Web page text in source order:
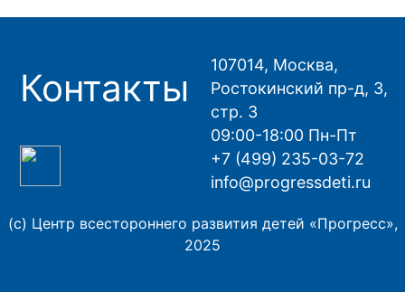
Контакты
107014, Москва,
Ростокинский пр-д, 3,
стр. 3
09:00-18:00 Пн-Пт
+7 (499) 235-03-72
info@progressdeti.ru
(с) Центр всестороннего развития детей «Прогресс»,
2025